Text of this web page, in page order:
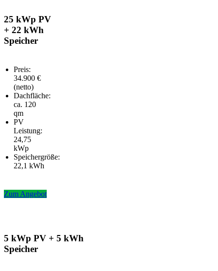
25 kWp PV
+ 22 kWh
Speicher
Preis:
34.900 €
(netto)
Dachfläche:
ca. 120
qm
PV
Leistung:
24,75
kWp
Speichergröße:
22,1 kWh
Zum Angebot
5 kWp PV + 5 kWh
Speicher